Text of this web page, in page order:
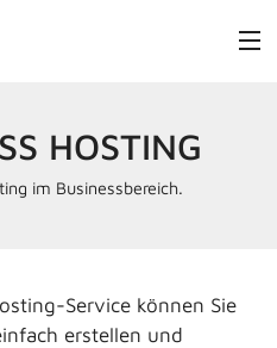
HOSTING
im Businessbereich.
Service können Sie
erstellen und